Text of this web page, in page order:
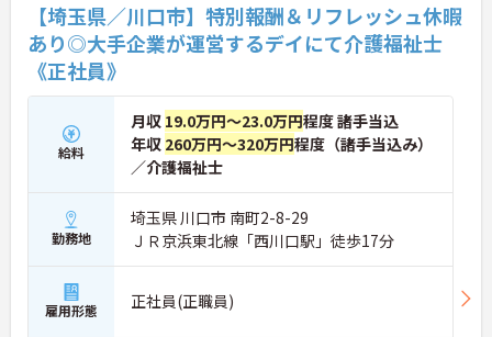
【埼玉県／川口市】特別報酬＆リフレッシュ休暇
あり◎大手企業が運営するデイにて介護福祉士
《正社員》
給料
月収 19.0万円～23.0万円程度 諸手当込
年収 260万円～320万円程度（諸手当込み）
／介護福祉士
勤務地
埼玉県 川口市 南町2-8-29
ＪＲ京浜東北線「西川口駅」徒歩17分
雇用形態 正社員(正職員)